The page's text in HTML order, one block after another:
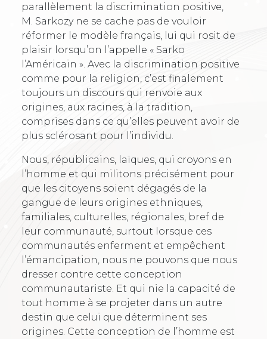
parallèlement la discrimination positive,
M. Sarkozy ne se cache pas de vouloir
réformer le modèle français, lui qui rosit de
plaisir lorsqu’on l’appelle « Sarko
l’Américain ». Avec la discrimination positive
comme pour la religion, c’est finalement
toujours un discours qui renvoie aux
origines, aux racines, à la tradition,
comprises dans ce qu’elles peuvent avoir de
plus sclérosant pour l’individu.
Nous, républicains, laïques, qui croyons en
l’homme et qui militons précisément pour
que les citoyens soient dégagés de la
gangue de leurs origines ethniques,
familiales, culturelles, régionales, bref de
leur communauté, surtout lorsque ces
communautés enferment et empêchent
l’émancipation, nous ne pouvons que nous
dresser contre cette conception
communautariste. Et qui nie la capacité de
tout homme à se projeter dans un autre
destin que celui que déterminent ses
origines. Cette conception de l’homme est